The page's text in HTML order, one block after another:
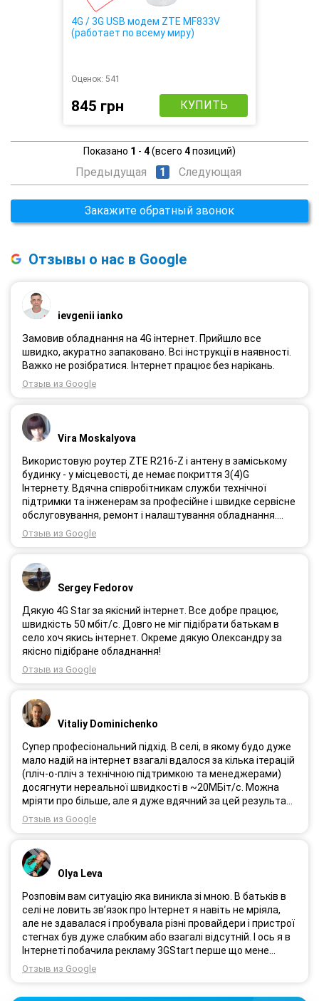
4G / 3G USB модем ZTE MF833V
(работает по всему миру)
Оценок: 541
845 грн КУПИТЬ
Показано 1 - 4(всего 4позиций)
Предыдущая 1 Следующая
Закажите обратный звонок
Отзывы о нас в Google
ievgenii ianko
Замовив обладнання на 4G інтернет. Прийшло все
швидко, акуратно запаковано. Всі інструкції в наявності.
Важко не розібратися. Інтернет працює без нарікань.
Отзыв из Google
Vira Moskalyova
Використовую роутер ZTE R216-Z і антену в заміському
будинку - у місцевості, де немає покриття 3(4)G
Інтернету. Вдячна співробітникам служби технічної
підтримки та інженерам за професійне і швидке сервісне
обслуговування, ремонт і налаштування обладнання.
Через 3 роки після покупки я не шкодую про прийняте
тоді рішення придбати обладнання в компанії 3G star
Отзыв из Google
Sergey Fedorov
Дякую 4G Star за якісний інтернет. Все добре працює,
швидкість 50 мбіт/с. Довго не міг підібрати батькам в
село хоч якись інтернет. Окреме дякую Олександру за
якісно підібране обладнання!
Отзыв из Google
Vitaliy Dominichenko
Супер професіональний підхід. В селі, в якому будо дуже
мало надій на інтернет взагалі вдалося за кілька ітерацій
(пліч-о-пліч з технічною підтримкою та менеджерами)
досягнути нереальної швидкості в ~20МБіт/с. Можна
мріяти про більше, але я дуже вдячний за цей результат,
так як перші спроби впиралися в максимум 4-5 МБіт/с.
Спробували усіх можливих операторів, обертав десятки
доплатою і вдалося неможливе :) Дякую вам! Безумовно
вдячний і радий знайомству.
Отзыв из Google
Olya Leva
Розповім вам ситуацію яка виникла зі мною. В батьків в
селі не ловить зв’язок про Інтернет я навіть не мріяла,
але не здавалася і пробувала різні провайдери і пристрої
стегнах був дуже слабким або взагалі відсутній. І ось я в
Інтернеті побачила рекламу 3GStart перше що мене
підкорило це тестовий період 1 міс, я вирішила
спробувати ще раз. Надіслала заявку зімною зв’язалася
Отзыв из Google